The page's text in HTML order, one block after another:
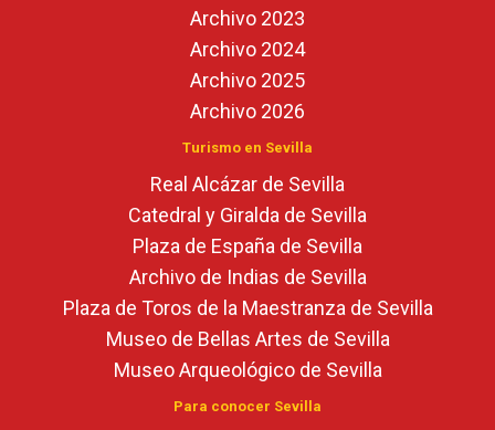
Archivo 2023
Archivo 2024
Archivo 2025
Archivo 2026
Turismo en Sevilla
Real Alcázar de Sevilla
Catedral y Giralda de Sevilla
Plaza de España de Sevilla
Archivo de Indias de Sevilla
Plaza de Toros de la Maestranza de Sevilla
Museo de Bellas Artes de Sevilla
Museo Arqueológico de Sevilla
Para conocer Sevilla